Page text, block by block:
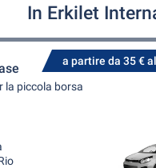
In Erkilet
a partire da 35 €
la piccola borsa